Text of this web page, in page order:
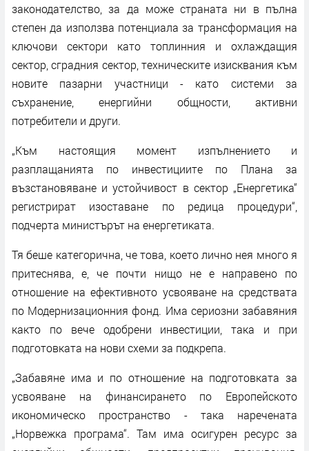
законодателство, за да може страната ни в пълна
степен да използва потенциала за трансформация на
ключови сектори като топлинния и охлаждащия
сектор, сградния сектор, техническите изисквания към
новите пазарни участници - като системи за
съхранение, енергийни общности, активни
потребители и други.
„Към настоящия момент изпълнението и
разплащанията по инвестициите по Плана за
възстановяване и устойчивост в сектор „Енергетика“
регистрират изоставане по редица процедури“,
подчерта министърът на енергетиката.
Тя беше категорична, че това, което лично нея много я
притеснява, е, че почти нищо не е направено по
отношение на ефективното усвояване на средствата
по Модернизационния фонд. Има сериозни забавяния
както по вече одобрени инвестиции, така и при
подготовката на нови схеми за подкрепа.
„Забавяне има и по отношение на подготовката за
усвояване на финансирането по Европейското
икономическо пространство - така наречената
„Норвежка програма“. Там има осигурен ресурс за